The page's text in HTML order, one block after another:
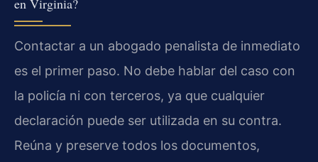
en Virginia?
Contactar a un abogado penalista de inmediato
es el primer paso. No debe hablar del caso con
la policía ni con terceros, ya que cualquier
declaración puede ser utilizada en su contra.
Reúna y preserve todos los documentos,